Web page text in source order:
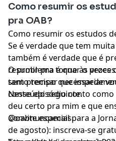
Como resumir os
pra OAB?
Como resumir os estudos
Se é verdade que tem
também é verdade que é
resumir pra tornar o
sem precisar
O problema é que às
tanto tempo que impede
conteúdo seguinte.
Nesse episódio conto
deu certo pra mim e que
@oabnuncamais.
Convite especial para a
de agosto): inscreva-se